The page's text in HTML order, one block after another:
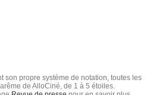
son propre système de notation, toutes les
de AlloCiné, de 1 à 5 étoiles.